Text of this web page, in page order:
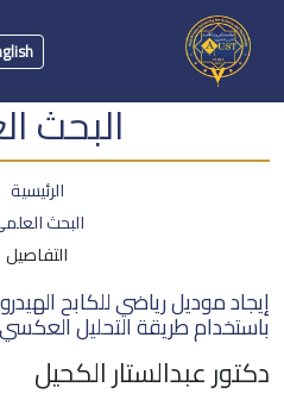
البحث
الرئيسية
البحث
التفاصيل
إيجاد موديل رياضي للكابح
باستخدام طريقة التحليل العكسي
دكتور عبدالستار الكحيل